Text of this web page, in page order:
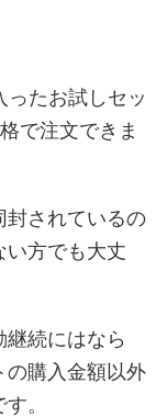
たお試しセッ
で注文できま
封されているの
い方でも大丈
続にはなら
の購入金額以外
。